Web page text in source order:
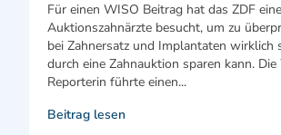
Für einen WISO Beitrag hat das ZDF
Auktionszahnärzte besucht, um zu
bei Zahnersatz und Implantaten wirklich
durch eine Zahnauktion sparen kann.
Reporterin führte einen...
Beitrag lesen